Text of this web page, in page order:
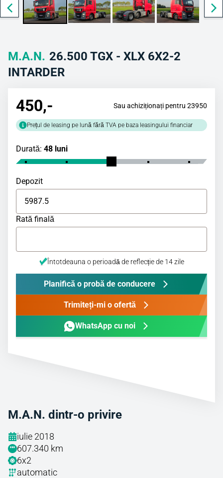
M.A.N. 26.500 TGX - XLX 6X2-2
INTARDER
M.A.N. dintr-o privire
iulie 2018
607.340 km
6x2
automatic
450,- Sau achiziționați pentru 23950
Prețul de leasing pe lună fără TVA pe baza leasingului financiar
Durată: 48 luni
Depozit
Rată finală
Întotdeauna o perioadă de reflecție de 14 zile
Planifică o probă de conducere
Trimiteți-mi o ofertă
WhatsApp cu noi